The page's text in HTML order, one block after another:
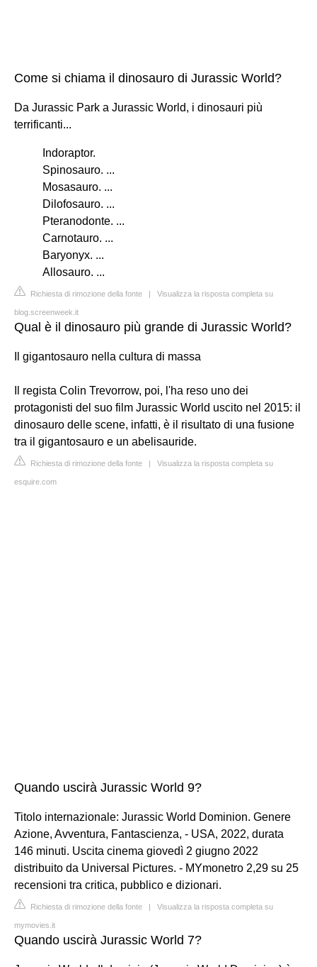
Come si chiama il dinosauro di Jurassic World?
Da Jurassic Park a Jurassic World, i dinosauri più
terrificanti...
Indoraptor.
Spinosauro. ...
Mosasauro. ...
Dilofosauro. ...
Pteranodonte. ...
Carnotauro. ...
Baryonyx. ...
Allosauro. ...
Richiesta di rimozione della fonte | Visualizza la risposta completa su
blog.screenweek.it
Qual è il dinosauro più grande di Jurassic World?
Il gigantosauro nella cultura di massa
Il regista Colin Trevorrow, poi, l'ha reso uno dei
protagonisti del suo film Jurassic World uscito nel 2015: il
dinosauro delle scene, infatti, è il risultato di una fusione
tra il gigantosauro e un abelisauride.
Richiesta di rimozione della fonte | Visualizza la risposta completa su
esquire.com
Quando uscirà Jurassic World 9?
Titolo internazionale: Jurassic World Dominion. Genere
Azione, Avventura, Fantascienza, - USA, 2022, durata
146 minuti. Uscita cinema giovedì 2 giugno 2022
distribuito da Universal Pictures. - MYmonetro 2,29 su 25
recensioni tra critica, pubblico e dizionari.
Richiesta di rimozione della fonte | Visualizza la risposta completa su
mymovies.it
Quando uscirà Jurassic World 7?